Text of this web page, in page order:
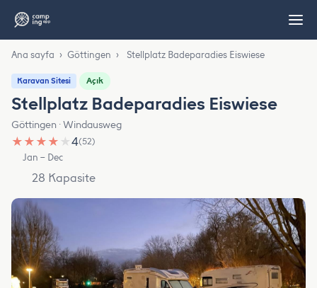
Ana sayfa › Göttingen › Stellplatz Badeparadies Eiswiese
Karavan Sitesi Açık
Stellplatz Badeparadies Eiswiese
Göttingen · Windausweg
★ ★ ★ ★ ★4(52)
Jan – Dec
28 Kapasite